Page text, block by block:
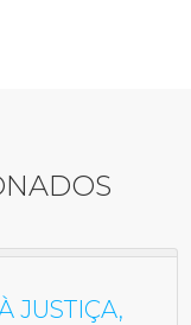
JUSTIÇA,